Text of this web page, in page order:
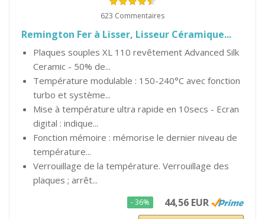
623 Commentaires
Remington Fer à Lisser, Lisseur Céramique...
Plaques souples XL 110 revêtement Advanced Silk
Ceramic - 50% de...
Température modulable : 150-240°C avec fonction
turbo et système...
Mise à température ultra rapide en 10secs - Ecran
digital : indique...
Fonction mémoire : mémorise le dernier niveau de
température...
Verrouillage de la température. Verrouillage des
plaques ; arrêt...
- 36% 44,56 EUR